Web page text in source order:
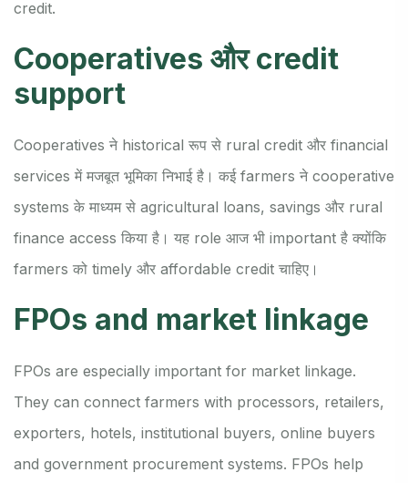
credit.
Cooperatives और credit
support
Cooperatives ने historical रूप से rural credit और financial
services में मजबूत भूमिका निभाई है। कई farmers ने cooperative
systems के माध्यम से agricultural loans, savings और rural
finance access किया है। यह role आज भी important है क्योंकि
farmers को timely और affordable credit चाहिए।
FPOs and market linkage
FPOs are especially important for market linkage.
They can connect farmers with processors, retailers,
exporters, hotels, institutional buyers, online buyers
and government procurement systems. FPOs help